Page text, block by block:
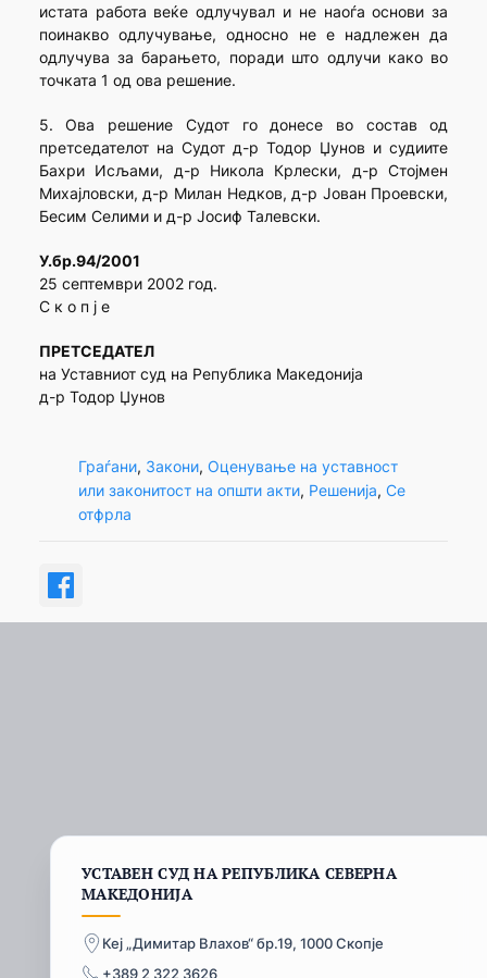
истата работа веќе одлучувал и не наоѓа основи за
поинакво одлучување, односно не е надлежен да
одлучува за барањето, поради што одлучи како во
точката 1 од ова решение.
5. Ова решение Судот го донесе во состав од
претседателот на Судот д-р Тодор Џунов и судиите
Бахри Исљами, д-р Никола Крлески, д-р Стојмен
Михајловски, д-р Милан Недков, д-р Јован Проевски,
Бесим Селими и д-р Јосиф Талевски.
У.бр.94/2001
25 септември 2002 год.
С к о п ј е
ПРЕТСЕДАТЕЛ
на Уставниот суд на Република Македонија
д-р Тодор Џунов
Граѓани, Закони, Оценување на уставност
или законитост на општи акти, Решенија, Се
отфрла
УСТАВЕН СУД НА РЕПУБЛИКА СЕВЕРНА
МАКЕДОНИЈА
Кеј „Димитар Влахов“ бр.19, 1000 Скопје
+389 2 322 3626